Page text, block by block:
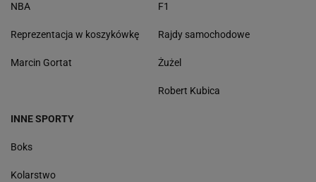
NBA
Reprezentacja w koszykówkę
Marcin Gortat
F1
Rajdy samochodowe
Żużel
Robert Kubica
INNE SPORTY
Boks
Kolarstwo